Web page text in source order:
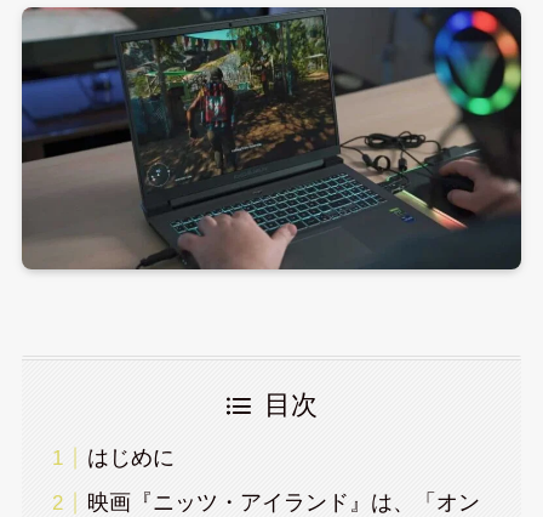
目次
はじめに
映画『ニッツ・アイランド』は、「オン